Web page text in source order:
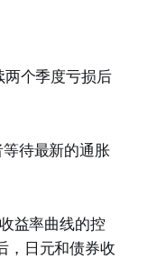
个季度亏损后
待最新的通胀
益率曲线的控
，日元和债券收